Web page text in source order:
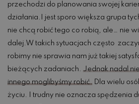
przechodzi do planowania swojej
działania.I jest sporo większa grupa
nie chcą robić tego co robią, ale… nie
dalej.W takich sytuacjach często
robimy nie sprawia nam już takiej
bieżących zadaniach. Jednak nadal
innego moglibyśmy robić. Dla wielu
życiu. I trudny nie oznacza spędzenia